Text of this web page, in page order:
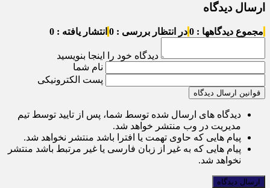
ارسال دیدگاه
مجموع دیدگاهها : 0 در انتظار بررسی : 0 انتشار یافته : 0
دیدگاه خود را اینجا بنویسید
نام شما
پست الکترونیکی
قوانین ارسال دیدگاه
دیدگاه های ارسال شده توسط شما، پس از تایید توسط تیم
مدیریت در وب منتشر خواهد شد.
پیام هایی که حاوی تهمت یا افترا باشد منتشر نخواهد شد.
پیام هایی که به غیر از زبان فارسی یا غیر مرتبط باشد منتشر
نخواهد شد.